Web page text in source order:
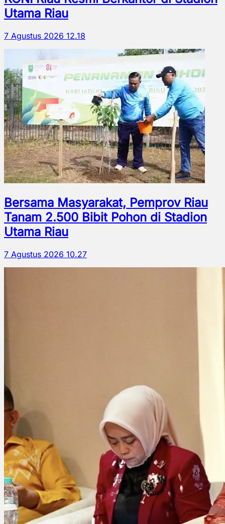
Utama Riau
7 Agustus 2026 12.18
Bersama Masyarakat, Pemprov Riau
Tanam 2.500 Bibit Pohon di Stadion
Utama Riau
7 Agustus 2026 10.27